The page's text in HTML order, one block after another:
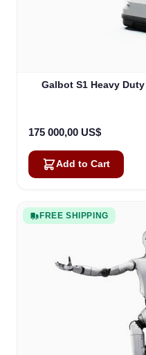
Galbot S1 Heavy
175 000,00 US$
Add to Cart
FREE SHIPPING